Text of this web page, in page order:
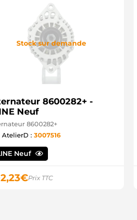
Stock sur demande
8600282+ -
Neuf
8600282+
AtelierD : 3007516
Neuf
€Prix TTC